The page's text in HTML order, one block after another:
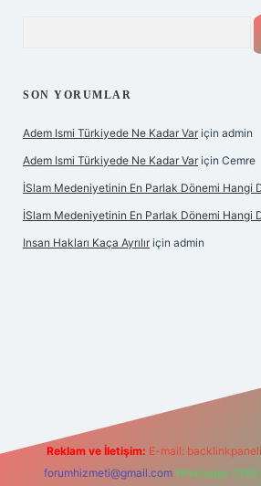
SON YORUMLAR
Adem Ismi Türkiyede Ne Kadar Var için admin
Adem Ismi Türkiyede Ne Kadar Var için Cemre
İSlam Medeniyetinin En Parlak Dönemi Hangi
İSlam Medeniyetinin En Parlak Dönemi Hangi
Insan Hakları Kaça Ayrılır için admin
Reklam ve İletişim: E-mail:
forumhizmeti@gmail.com Whatsapp: